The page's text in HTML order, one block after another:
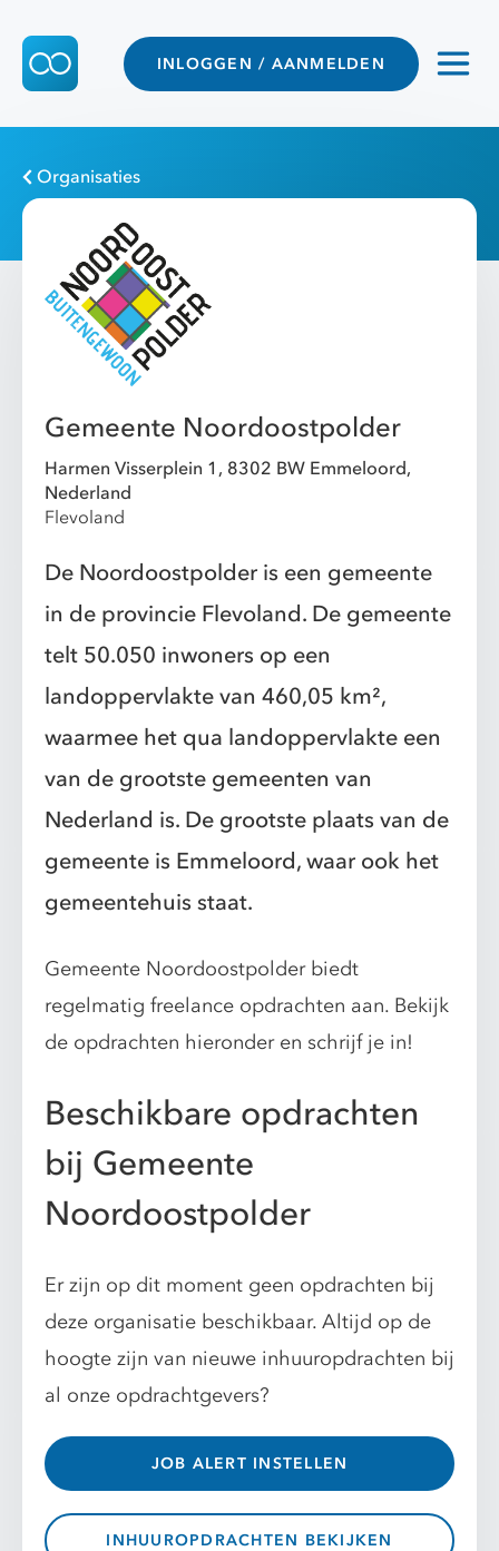
INLOGGEN / AANMELDEN
Organisaties
Gemeente Noordoostpolder
Harmen Visserplein 1, 8302 BW Emmeloord,
Nederland
Flevoland
De Noordoostpolder is een gemeente
in de provincie Flevoland. De gemeente
telt 50.050 inwoners op een
landoppervlakte van 460,05 km²,
waarmee het qua landoppervlakte een
van de grootste gemeenten van
Nederland is. De grootste plaats van de
gemeente is Emmeloord, waar ook het
gemeentehuis staat.
Gemeente Noordoostpolder biedt
regelmatig freelance opdrachten aan. Bekijk
de opdrachten hieronder en schrijf je in!
Beschikbare opdrachten
bij Gemeente
Noordoostpolder
Er zijn op dit moment geen opdrachten bij
deze organisatie beschikbaar. Altijd op de
hoogte zijn van nieuwe inhuuropdrachten bij
al onze opdrachtgevers?
JOB ALERT INSTELLEN
INHUUROPDRACHTEN BEKIJKEN